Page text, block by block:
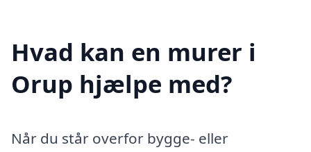
Hvad kan en murer i
Orup hjælpe med?
Når du står overfor bygge- eller